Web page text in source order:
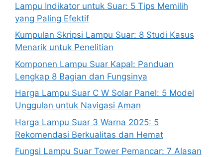
Lampu Indikator untuk Suar: 5 Tips Memilih
yang Paling Efektif
Kumpulan Skripsi Lampu Suar: 8 Studi Kasus
Menarik untuk Penelitian
Komponen Lampu Suar Kapal: Panduan
Lengkap 8 Bagian dan Fungsinya
Harga Lampu Suar C W Solar Panel: 5 Model
Unggulan untuk Navigasi Aman
Harga Lampu Suar 3 Warna 2025: 5
Rekomendasi Berkualitas dan Hemat
Fungsi Lampu Suar Tower Pemancar: 7 Alasan